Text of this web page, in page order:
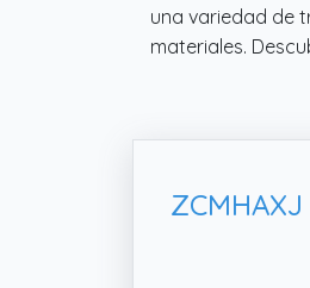
una variedad de
materiales.